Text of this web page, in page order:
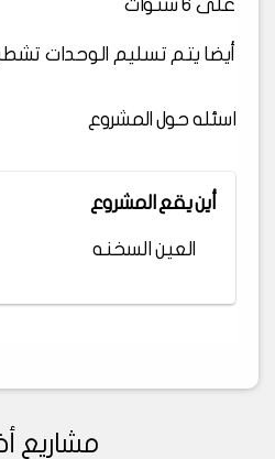
على 6 سنوات
أيضا يتم تسليم الوحدات
اسئله حول المشروع
أين يقع المشروع
العين السخنه
مشاريع